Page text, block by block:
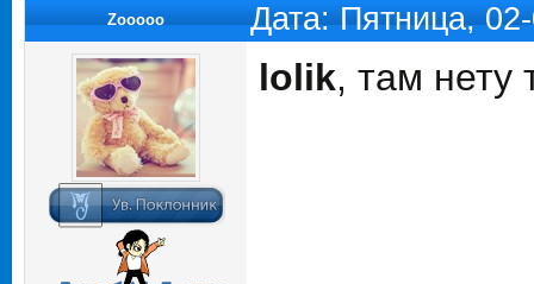
Zooooo Дата: Пятница,
lolik, там нету